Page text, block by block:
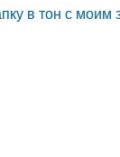
в тон с моим